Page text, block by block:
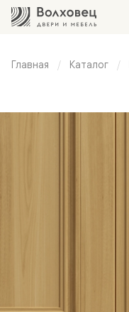
Главная Каталог
плинтус